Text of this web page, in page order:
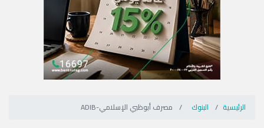
الرئيسية البنوك مصرف أبوظبي الإسلامي-ADIB